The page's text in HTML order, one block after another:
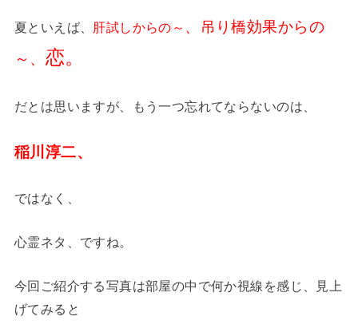
夏といえば、 肝試しからの～ 、吊り橋効果からの
～、 恋。
だとは思いますが、もう一つ忘れてならないのは、
稲川淳二、
ではなく、
心霊ネタ、ですね。
今回ご紹介する写真は部屋の中で何か視線を感じ、見上
げてみると